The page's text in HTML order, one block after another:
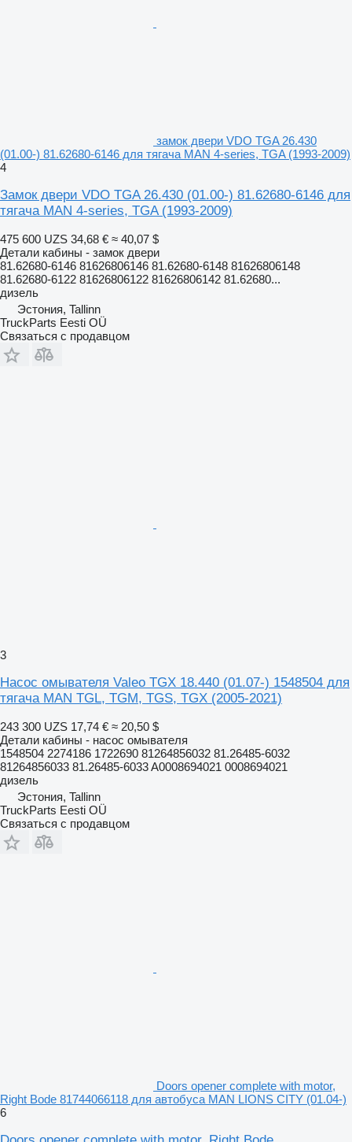
замок двери VDO TGA 26.430
(01.00-) 81.62680-6146 для тягача MAN 4-series, TGA (1993-2009)
4
Замок двери VDO TGA 26.430 (01.00-) 81.62680-6146 для
тягача MAN 4-series, TGA (1993-2009)
475 600 UZS 34,68 € ≈ 40,07 $
Детали кабины - замок двери
81.62680-6146 81626806146 81.62680-6148 81626806148
81.62680-6122 81626806122 81626806142 81.62680...
дизель
Эстония, Tallinn
TruckParts Eesti OÜ
Связаться с продавцом
3
Насос омывателя Valeo TGX 18.440 (01.07-) 1548504 для
тягача MAN TGL, TGM, TGS, TGX (2005-2021)
243 300 UZS 17,74 € ≈ 20,50 $
Детали кабины - насос омывателя
1548504 2274186 1722690 81264856032 81.26485-6032
81264856033 81.26485-6033 A0008694021 0008694021
дизель
Эстония, Tallinn
TruckParts Eesti OÜ
Связаться с продавцом
Doors opener complete with motor,
Right Bode 81744066118 для автобуса MAN LIONS CITY (01.04-)
6